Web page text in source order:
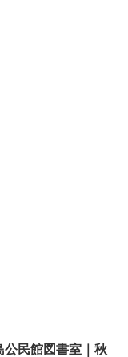
公民館図書室｜秋